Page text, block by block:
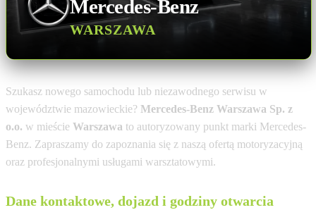
Mercedes-Benz
WARSZAWA
Szukasz nowego samochodu lub niezawodnego serwisu w
województwie mazowieckie? Mercedes-Benz Warszawa Sp. z
o.o. w mieście Warszawa to autoryzowany punkt marki Mercedes-
Benz. Zapraszamy do zapoznania się z naszą ofertą motoryzacyjną
oraz profesjonalnymi usługami warsztatowymi.
Dane kontaktowe, dojazd i godziny otwarcia